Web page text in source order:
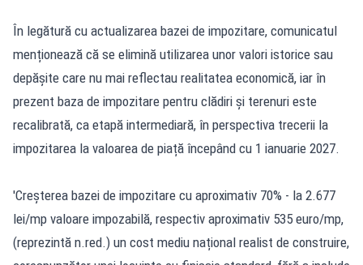
În legătură cu actualizarea bazei de impozitare, comunicatul
menționează că se elimină utilizarea unor valori istorice sau
depășite care nu mai reflectau realitatea economică, iar în
prezent baza de impozitare pentru clădiri și terenuri este
recalibrată, ca etapă intermediară, în perspectiva trecerii la
impozitarea la valoarea de piață începând cu 1 ianuarie 2027.
'Creșterea bazei de impozitare cu aproximativ 70% - la 2.677
lei/mp valoare impozabilă, respectiv aproximativ 535 euro/mp,
(reprezintă n.red.) un cost mediu național realist de construire,